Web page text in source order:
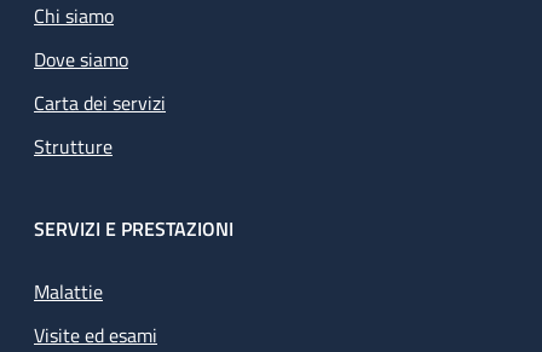
Chi siamo
Dove siamo
Carta dei servizi
Strutture
SERVIZI E PRESTAZIONI
Malattie
Visite ed esami